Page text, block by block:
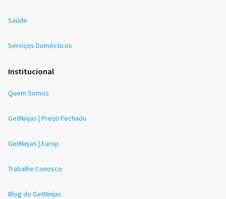
Saúde
Serviços Domésticos
Institucional
Quem Somos
GetNinjas | Preço Fechado
GetNinjas | Europ
Trabalhe Conosco
Blog do GetNinjas